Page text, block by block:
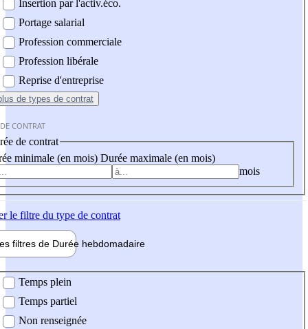
Insertion par l'activ.éco.
Portage salarial
Profession commerciale
Profession libérale
Reprise d'entreprise
de types de contrat
CONTRAT
de contrat
minimale (en mois) Durée maximale (en mois)
mois
le filtre du type de contrat
filtres de Durée hebdomadaire
Temps plein
Temps partiel
Non renseignée